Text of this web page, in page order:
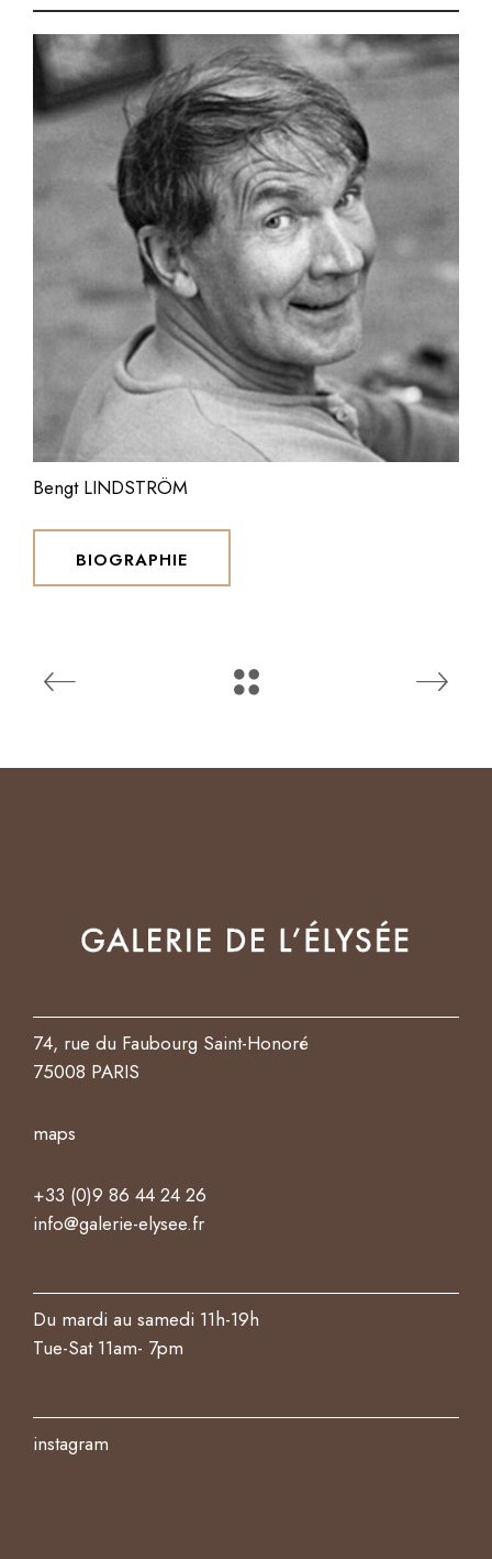
Bengt LINDSTRÖM
BIOGRAPHIE
74, rue du Faubourg Saint-Honoré
75008 PARIS
maps
+33 (0)9 86 44 24 26
info@galerie-elysee.fr
Du mardi au samedi 11h-19h
Tue-Sat 11am- 7pm
instagram